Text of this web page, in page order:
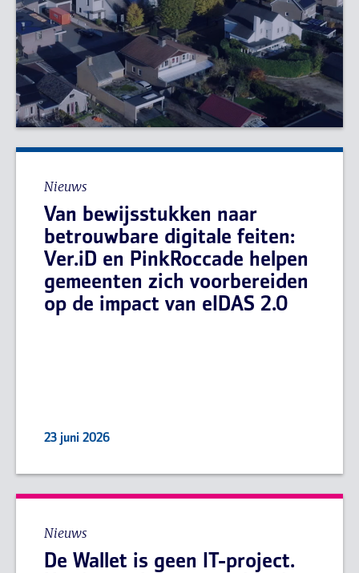
Nieuws
Van bewijsstukken naar
betrouwbare digitale feiten:
Ver.iD en PinkRoccade helpen
gemeenten zich voorbereiden
op de impact van eIDAS 2.0
23 juni 2026
Nieuws
De Wallet is geen IT-project.